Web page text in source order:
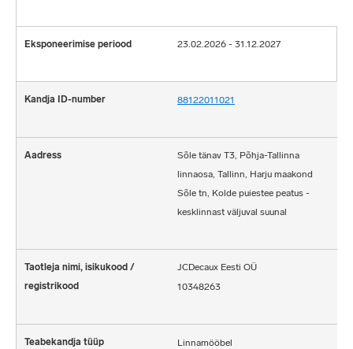
23.02.2026 - 31.12.2027
88122011021
Sõle tänav T3, Põhja-Tallinna
linnaosa, Tallinn, Harju maakond
Sõle tn, Kolde puiestee peatus -
kesklinnast väljuval suunal
JCDecaux Eesti OÜ
10348263
Linnamööbel